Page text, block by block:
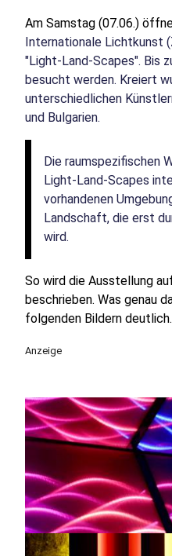
Am Samstag (07.06.)
Internationale Lichtkunst
"Light-Land-Scapes". Bis
besucht werden. Kreiert
unterschiedlichen
und Bulgarien.
Die raumspezifischen
Light-Land-Scapes
vorhandenen
Landschaft, die erst
wird.
So wird die Ausstellung
beschrieben. Was genau
folgenden Bildern deutlich.
Anzeige